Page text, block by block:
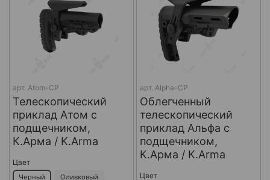
арт. Atom-CP
Телескопический
приклад Атом с
подщечником,
К.Арма / K.Arma
Цвет
Черный Оливковый
арт. Alpha-CP
Облегченный
телескопический
приклад Альфа с
подщечником,
К.Арма / K.Arma
Цвет